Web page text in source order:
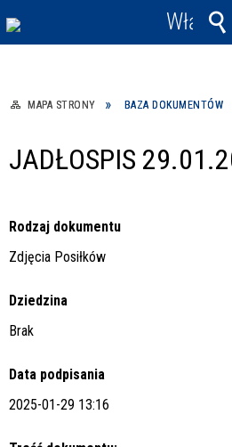
MAPA STRONY BAZA DOKUMENTÓW
JADŁOSPIS
Rodzaj dokumentu
Zdjęcia Posiłków
Dziedzina
Brak
Data podpisania
2025-01-29 13:16
Włącz